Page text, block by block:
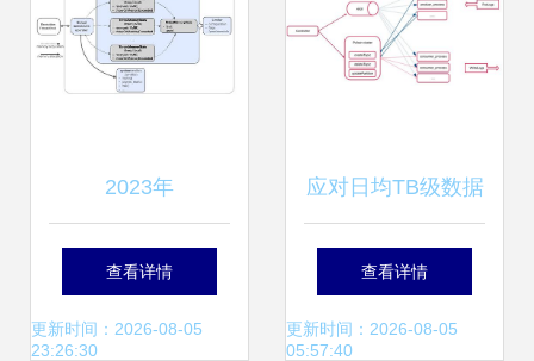
2023年
NeBulAnGraph技
术社区数据处理与
查看详情
更新时间：2026-08-05
23:26:30
应对日均TB级数据
量挑战 金山云选用
Pulsar重构日志服
查看详情
更新时间：2026-08-05
05:57:40